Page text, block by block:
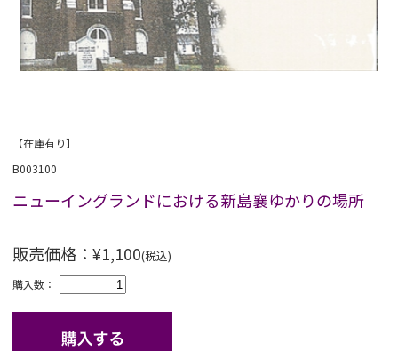
【在庫有り】
B003100
ニューイングランドにおける新島襄ゆかりの場所
販売価格：¥1,100(税込)
購入数：